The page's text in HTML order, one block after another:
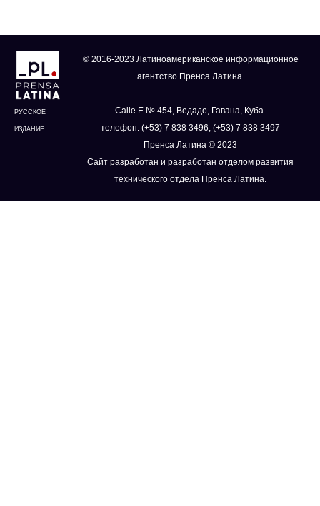
РУССКОЕ
ИЗДАНИЕ
© 2016-2023 Латиноамериканское информационное
агентство Пренса Латина.
Calle E № 454, Ведадо, Гавана, Куба.
телефон: (+53) 7 838 3496, (+53) 7 838 3497
Пренса Латина © 2023
Сайт разработан и разработан отделом развития
технического отдела Пренса Латина.